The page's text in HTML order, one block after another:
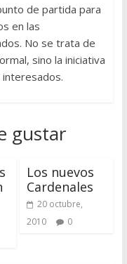
de partida para
en las
No se trata de
sino la iniciativa
gustar
Los nuevos
Cardenales
20 octubre,
2010
0